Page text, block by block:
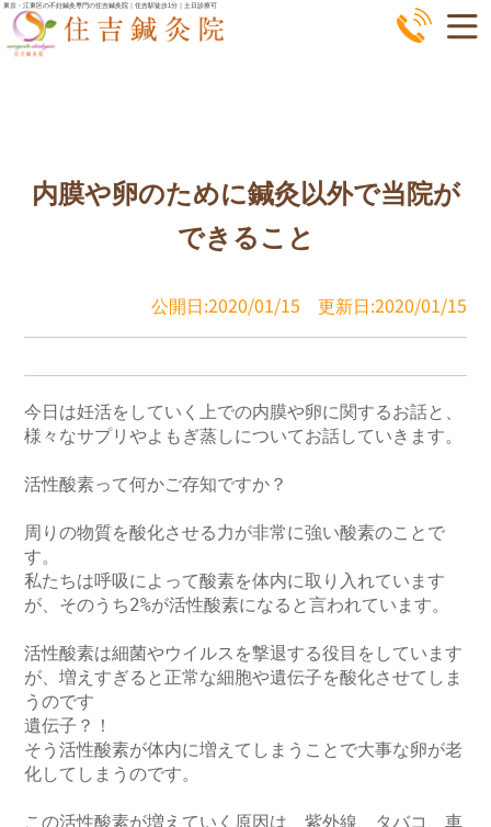
コ
ン
東京・江東区の不妊鍼灸専門の住吉鍼灸院｜住吉駅徒歩1分｜土日診療可
内膜や卵のために鍼灸以外で当院が
できること
公開日:2020/01/15 更新日:2020/01/15
今日は妊活をしていく上での内膜や卵に関するお話と、
様々なサプリやよもぎ蒸しについてお話していきます。
活性酸素って何かご存知ですか？
周りの物質を酸化させる力が非常に強い酸素のことで
す。
私たちは呼吸によって酸素を体内に取り入れています
が、そのうち2%が活性酸素になると言われています。
活性酸素は細菌やウイルスを撃退する役目をしています
が、増えすぎると正常な細胞や遺伝子を酸化させてしま
うのです
遺伝子？！
そう活性酸素が体内に増えてしまうことで大事な卵が老
化してしまうのです。
この活性酸素が増えていく原因は、紫外線、タバコ、車